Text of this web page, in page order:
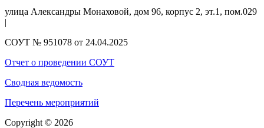
улица Александры Монаховой, дом 96, корпус 2, эт.1, пом.029
СОУТ № 951078 от 24.04.2025
Отчет о проведении СОУТ
Сводная ведомость
Перечень мероприятий
Copyright © 2026